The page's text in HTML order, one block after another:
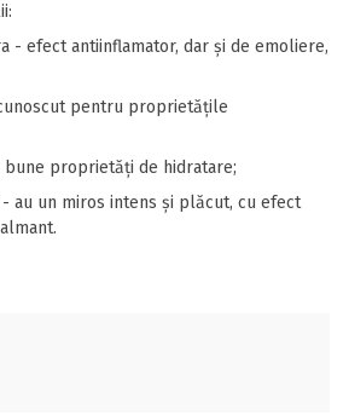
- efect antiinflamator, dar și de emoliere,
pentru proprietățile
bune proprietăți de hidratare;
au un miros intens și plăcut, cu efect